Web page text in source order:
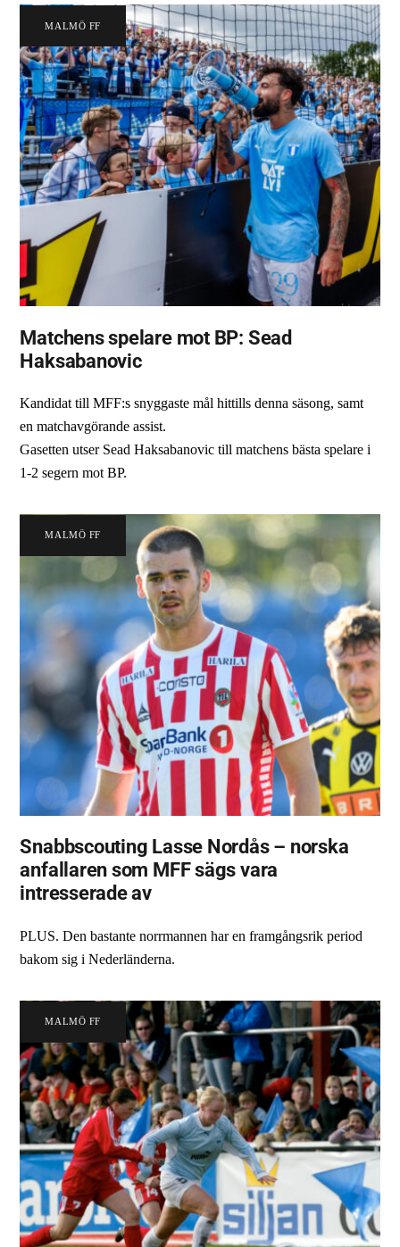
MALMÖ FF
Matchens spelare mot BP: Sead
Haksabanovic
Kandidat till MFF:s snyggaste mål hittills denna säsong, samt
en matchavgörande assist.
Gasetten utser Sead Haksabanovic till matchens bästa spelare i
1-2 segern mot BP.
MALMÖ FF
Snabbscouting Lasse Nordås – norska
anfallaren som MFF sägs vara
intresserade av
PLUS. Den bastante norrmannen har en framgångsrik period
bakom sig i Nederländerna.
MALMÖ FF